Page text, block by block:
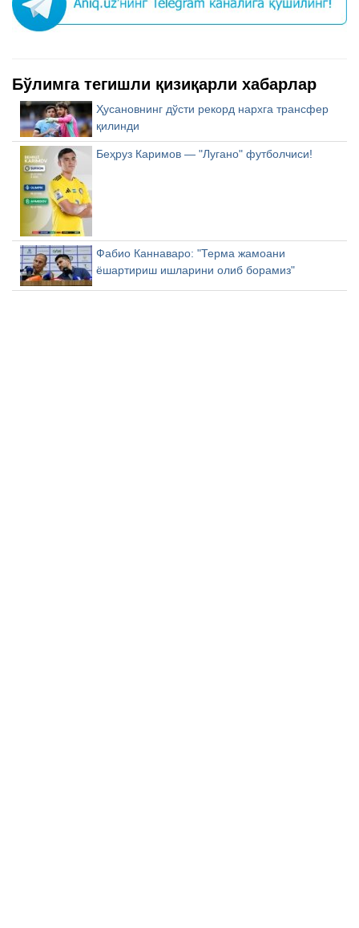
Бўлимга тегишли қизиқарли хабарлар
Ҳусановнинг дўсти рекорд нархга трансфер
қилинди
Беҳруз Каримов — "Лугано" футболчиси!
Фабио Каннаваро: "Терма жамоани
ёшартириш ишларини олиб борамиз"